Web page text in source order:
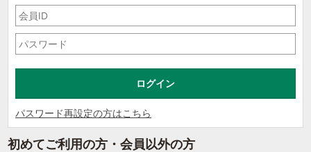
パスワード再設定の方はこちら
初めてご利用の方・会員以外の方